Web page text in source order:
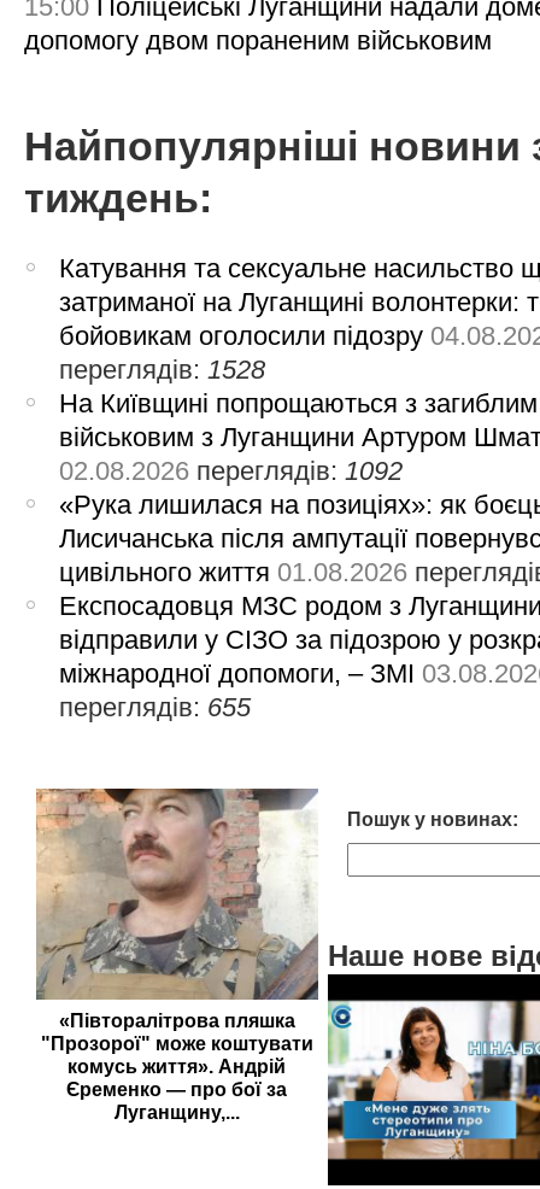
15:00
Поліцейські Луганщини надали
допомогу двом пораненим військовим
Найпопулярніші новини
тиждень:
Катування та сексуальне насильство
затриманої на Луганщині волонтерки:
бойовикам оголосили підозру
переглядів: 1528
На Київщині попрощаються з загиблим
військовим з Луганщини Артуром
02.08.2026 переглядів: 1092
«Рука лишилася на позиціях»: як
Лисичанська після ампутації
цивільного життя 01.08.2026
Експосадовця МЗС родом з
відправили у СІЗО за підозрою у
міжнародної допомоги, – ЗМІ
переглядів: 655
«Півторалітрова пляшка
"Прозорої" може коштувати
комусь життя». Андрій
Єременко — про бої за
Луганщину,...
Пошук у новинах:
Наше нове